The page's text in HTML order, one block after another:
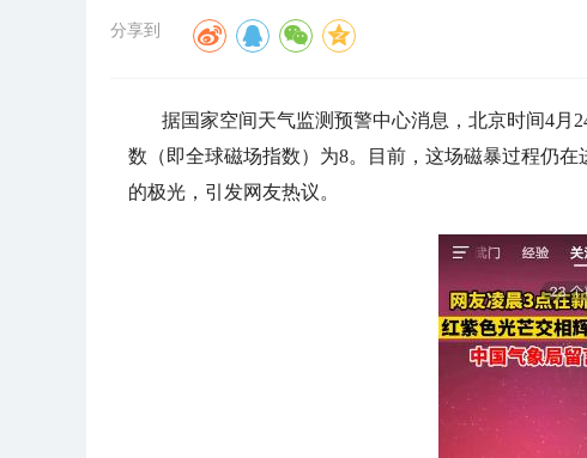
分享到
据国家空间天气监测预警中心消息，北京时间4月
数（即全球磁场指数）为8。目前，这场磁暴过程仍
的极光，引发网友热议。